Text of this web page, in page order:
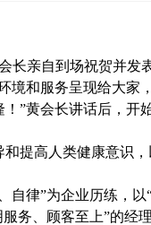
长亲自到场祝贺并发
境和服务呈现给大家
”黄会长讲话后，开
提高人类健康意识，
律”为企业历练，以
务、顾客至上”的经